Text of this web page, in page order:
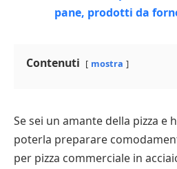
Contenuti mostra
Se sei un amante della pizza e
poterla preparare
per pizza commerciale in